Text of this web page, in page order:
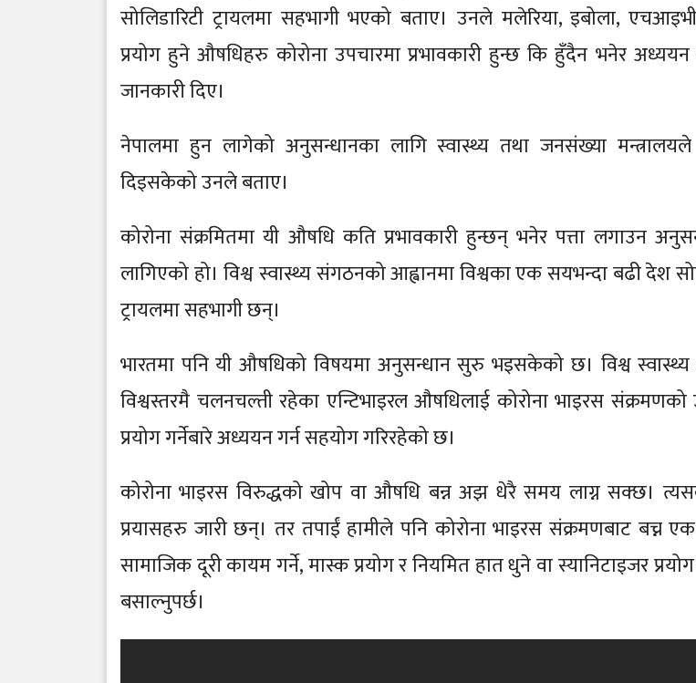
सोलिडारिटी ट्रायलमा सहभागी भएको बताए। उनले मलेरिया, इबोला,
प्रयोग हुने औषधिहरु कोरोना उपचारमा प्रभावकारी हुन्छ कि हुँदैन भनेर
जानकारी दिए।
नेपालमा हुन लागेको अनुसन्धानका लागि स्वास्थ्य तथा जनसंख्या
दिइसकेको उनले बताए।
कोरोना संक्रमितमा यी औषधि कति प्रभावकारी हुन्छन् भनेर पत्ता लगाउन
लागिएको हो। विश्व स्वास्थ्य संगठनको आह्वानमा विश्वका एक सयभन्दा बढी देश
ट्रायलमा सहभागी छन्।
भारतमा पनि यी औषधिको विषयमा अनुसन्धान सुरु भइसकेको छ। विश्व
विश्वस्तरमै चलनचल्ती रहेका एन्टिभाइरल औषधिलाई कोरोना भाइरस संक्रमणको
प्रयोग गर्नेबारे अध्ययन गर्न सहयोग गरिरहेको छ।
कोरोना भाइरस विरुद्धको खोप वा औषधि बन्न अझ धेरै समय लाग्न सक्छ।
प्रयासहरु जारी छन्। तर तपाईं हामीले पनि कोरोना भाइरस संक्रमणबाट बच्न
सामाजिक दूरी कायम गर्ने, मास्क प्रयोग र नियमित हात धुने वा स्यानिटाइजर प्रयोग
बसाल्नुपर्छ।